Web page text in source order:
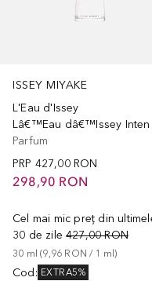
ISSEY MIYAKE
L'Eau d'Issey
Parfum
PRP 427,00 RON
298,90 RON
Cel mai mic preț din
30 de zile 427,00 RON
30 ml (9,96 RON / 1 ml)
Cod : EXTRA5%